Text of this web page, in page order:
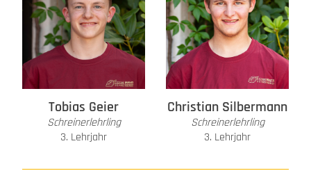
Tobias Geier
Schreinerlehrling
3. Lehrjahr
Christian Silbermann
Schreinerlehrling
3. Lehrjahr